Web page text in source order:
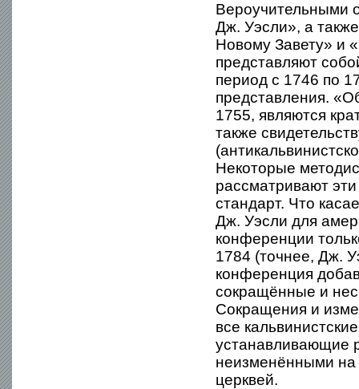
Вероучительными
Дж. Уэсли», а
Новому Завету» и
представляют
период с 1746 по
представления.
1755, являются
также
Некоторые
рассматривают
стандарт. Что
Дж. Уэсли для
конференции
1784 (точнее, Дж.
конференция
сокращённые и
Сокращения и
все
устанавливающие
неизменёнными на
церквей.